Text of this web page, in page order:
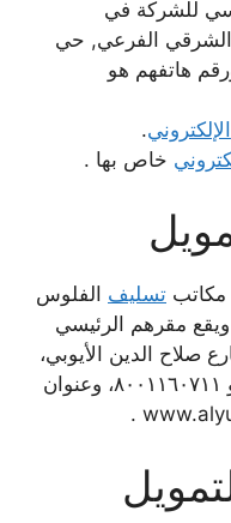
للشركة في
الشرقي الفرعي, حي
مبنى رقم ٦٢٨٥، ورقم هاتفهم هو
الإلكتروني.
خاص بها .
تسليف الفلوس
ويقع مقرهم الرئيسي
صلاح الدين الأيوبي،
ورقم التليفون الخاص بفرعهم هو ٨٠٠١١٦٠٧١١، وعنوان